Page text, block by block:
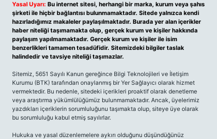
Yasal Uyarı: Bu internet sitesi, herhangi bir marka, kurum veya şahıs
şirketi ile hiçbir bağlantısı bulunmamaktadır. Sitede yalnızca kendi
hazırladığımız makaleler paylaşılmaktadır. Burada yer alan içerikler
haber niteliği taşımamakta olup, gerçek kurum ve kişiler hakkında
paylaşım yapılmamaktadır. Gerçek kurum ve kişiler ile isim
benzerlikleri tamamen tesadüfidir. Sitemizdeki bilgiler taslak
halindedir ve tavsiye niteliği taşımazlar.
Sitemiz, 5651 Sayılı Kanun gereğince Bilgi Teknolojileri ve İletişim
Kurumu (BTK) tarafından onaylanmış bir Yer Sağlayıcı olarak hizmet
vermektedir. Bu nedenle, sitedeki içerikleri proaktif olarak denetleme
veya araştırma yükümlülüğümüz bulunmamaktadır. Ancak, üyelerimiz
yazdıkları içeriklerin sorumluluğunu taşımakta olup, siteye üye olarak
bu sorumluluğu kabul etmiş sayılırlar.
Hukuka ve yasal düzenlemelere aykırı olduğunu düşündüğünüz